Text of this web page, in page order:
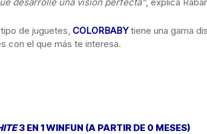
de juguetes, COLORBABYtiene una gama
con el que más te interesa.
3 EN 1 WINFUN (A PARTIR DE 0 MESES)